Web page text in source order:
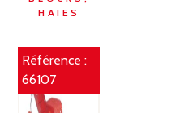
HAIES
Référence :
66107